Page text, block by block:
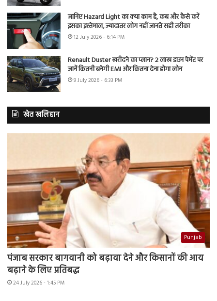
जानिए Hazard Light का क्या काम है, कब और कैसे करें
इसका इस्तेमाल, ज्यादातर लोग नहीं जानते सही तरीका
12 July 2026 - 6:14 PM
Renault Duster खरीदने का प्लान? 2 लाख डाउन पेमेंट पर
जानें कितनी बनेगी EMI और कितना देना होगा लोन
9 July 2026 - 6:33 PM
खेत खलिहान
Punjab
पंजाब सरकार बागवानी को बढ़ावा देने और किसानों की आय
बढ़ाने के लिए प्रतिबद्ध
24 July 2026 - 1:45 PM